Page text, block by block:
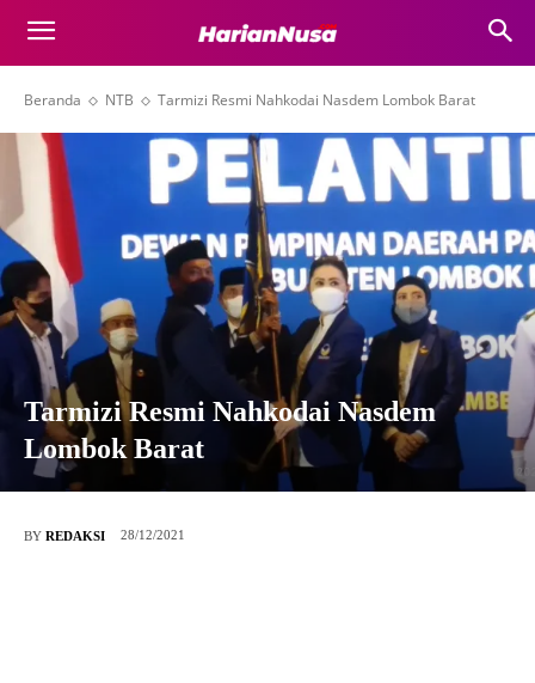
Beranda NTB Tarmizi Resmi Nahkodai Nasdem Lombok Barat
Tarmizi Resmi Nahkodai Nasdem
Lombok Barat
BY REDAKSI 28/12/2021